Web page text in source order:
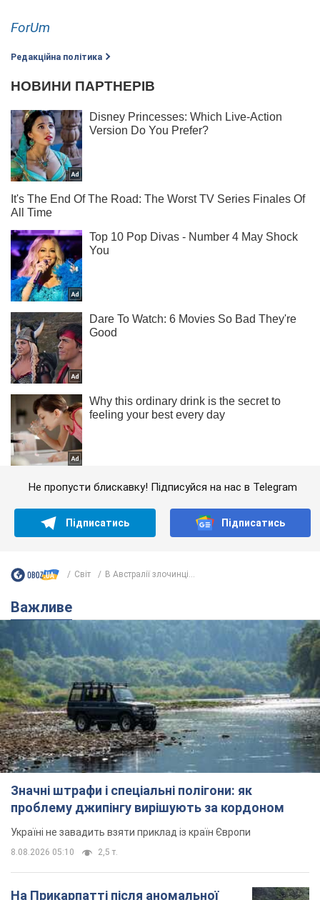
ForUm
Редакційна політика
Не пропусти блискавку! Підписуйся на нас в Telegram
Підписатись Підписатись
Світ В Австралії злочинці...
Важливе
Значні штрафи і спеціальні полігони: як
проблему джипінгу вирішують за кордоном
Україні не завадить взяти приклад із країн Європи
8.08.2026 05:10 2,5 т.
На Прикарпатті після аномальної